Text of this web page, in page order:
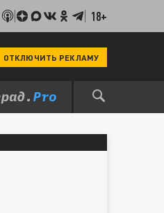
18+
ОТКЛЮЧИТЬ РЕКЛАМУ